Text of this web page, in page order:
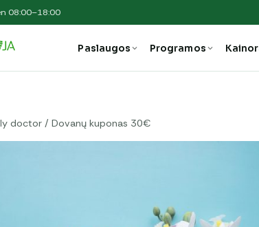
08:00–18:00
Paslaugos Programos
doctor / Dovanų kuponas 30€